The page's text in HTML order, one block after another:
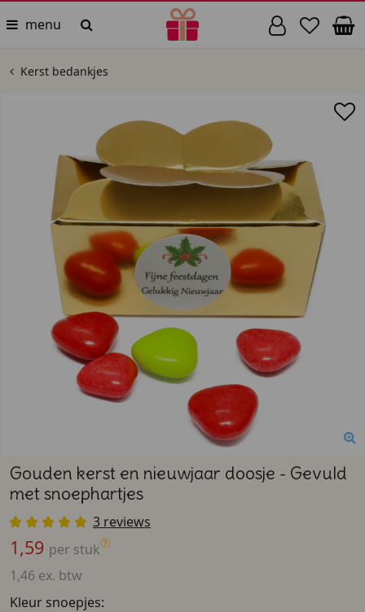
menu
Kerst bedankjes
Gouden kerst en nieuwjaar doosje - Gevuld
met snoephartjes
3 reviews
1,59 per stuk
1,46 ex. btw
Kleur snoepjes: